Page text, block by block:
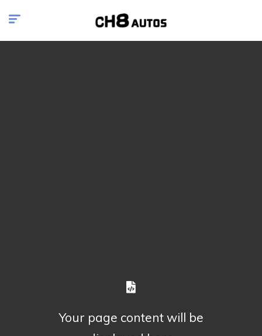
Your page content will be